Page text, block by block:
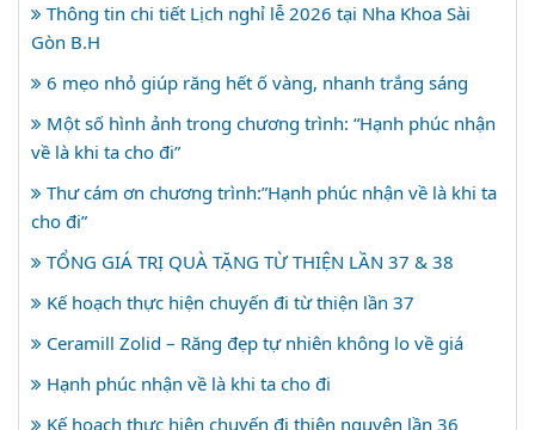
Thông tin chi tiết Lịch nghỉ lễ 2026 tại Nha Khoa Sài
Gòn B.H
6 mẹo nhỏ giúp răng hết ố vàng, nhanh trắng sáng
Một số hình ảnh trong chương trình: “Hạnh phúc nhận
về là khi ta cho đi”
Thư cám ơn chương trình:”Hạnh phúc nhận về là khi ta
cho đi”
TỔNG GIÁ TRỊ QUÀ TẶNG TỪ THIỆN LẦN 37 & 38
Kế hoạch thực hiện chuyến đi từ thiện lần 37
Ceramill Zolid – Răng đẹp tự nhiên không lo về giá
Hạnh phúc nhận về là khi ta cho đi
Kế hoạch thực hiện chuyến đi thiện nguyện lần 36